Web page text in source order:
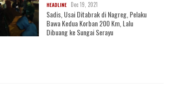
HEADLINE Dec 19, 2021
Sadis, Usai Ditabrak di Nagreg, Pelaku
Bawa Kedua Korban 200 Km, Lalu
Dibuang ke Sungai Serayu